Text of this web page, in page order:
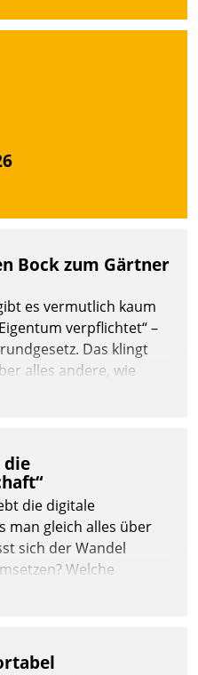
Bock zum Gärtner
es vermutlich kaum
verpflichtet“ –
Das klingt
alles andere, wie
Denn mit der
die
die digitale
man gleich alles über
sich der Wandel
Welche